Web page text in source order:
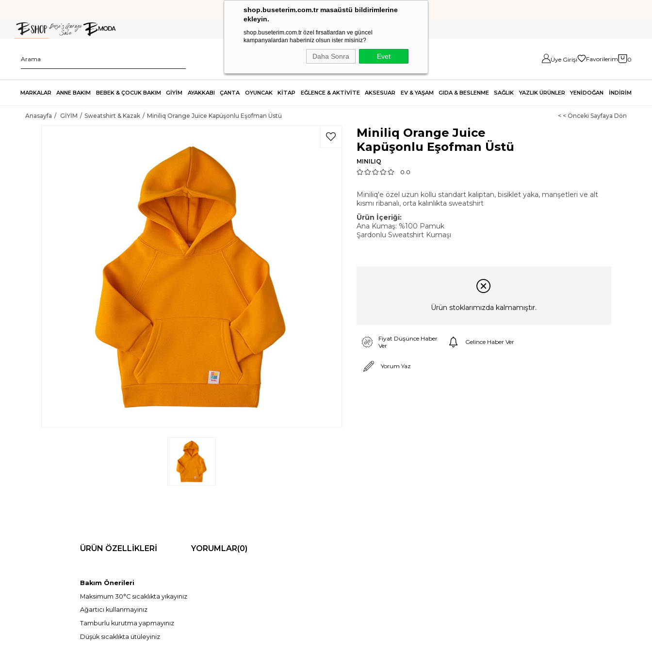
shop.buseterim.com.tr masaüstü bildirimlerine
ekleyin.
shop.buseterim.com.tr özel fırsatlardan ve güncel
kampanyalardan haberiniz olsun ister misiniz?
Daha Sonra Evet
HIZLI KARGO
Üye Girişi Favorilerim 0
MARKALAR ANNE BAKIM BEBEK & ÇOCUK BAKIM GİYİM AYAKKABI ÇANTA OYUNCAK KİTAP EĞLENCE & AKTİVİTE AKSESUAR EV & YAŞAM GIDA & BESLENME SAĞLIK YAZLIK ÜRÜNLER YENİDOĞAN İNDİRİM
Anasayfa GİYİM Sweatshirt & Kazak Miniliq Orange Juice Kapüşonlu Eşofman Üstü < < Önceki Sayfaya Dön
Miniliq Orange Juice
Kapüşonlu Eşofman Üstü
MINILIQ
0.0
Miniliq'e özel uzun kollu standart kalıptan, bisiklet yaka, manşetleri ve alt
kısmı ribanalı, orta kalınlıkta sweatshirt
Ürün İçeriği:
Ana Kumaş: %100 Pamuk
Şardonlu Sweatshirt Kumaşı
Ürün stoklarımızda kalmamıştır.
Fiyat Düşünce Haber
Ver
Gelince Haber Ver
Yorum Yaz
ÜRÜN ÖZELLIKLERI YORUMLAR(0)
Bakım Önerileri
Maksimum 30°C sıcaklıkta yıkayınız
Ağartıcı kullanmayınız
Tamburlu kurutma yapmayınız
Düşük sıcaklıkta ütüleyiniz